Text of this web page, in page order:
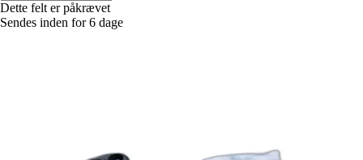
Dette felt er påkrævet
Sendes inden for 6 dage